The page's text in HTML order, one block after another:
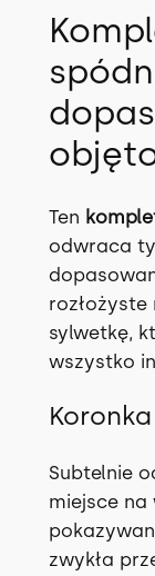
3
k
o
o
r
c
h
Ten
odwraca
sylwetkę,
wszystko
Subtelnie
miejsce na
zwykła